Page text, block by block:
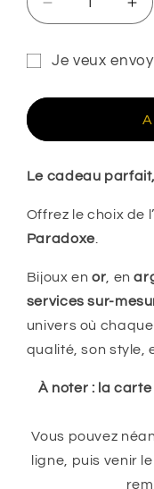
Réduire
la
quantité
de
la
de
Je veux
de
destinataire
carte-
Le cadeau
Offrez le choix de
Paradoxe.
Bijoux enor , en
services sur-
univers où
qualité, son style,
À noter : la
Vous pouvez
ligne, puis venir le